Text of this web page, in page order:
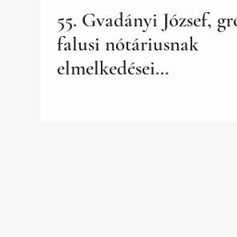
55. Gvadányi József,
falusi nótáriusnak
elmelkedései...